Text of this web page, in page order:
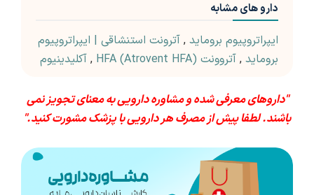
دارو های مشابه
ایپراتروپیوم بروماید , آترونت استنشاقی | ایپراتروپیوم
بروماید , آتروونت HFA (Atrovent HFA) , آکلیدینیوم
"داروهای معرفی شده و مشاوره دارویی به معنای تجویز نمی
باشند. لطفا پیش از مصرف هر دارویی با پزشک مشورت کنید."